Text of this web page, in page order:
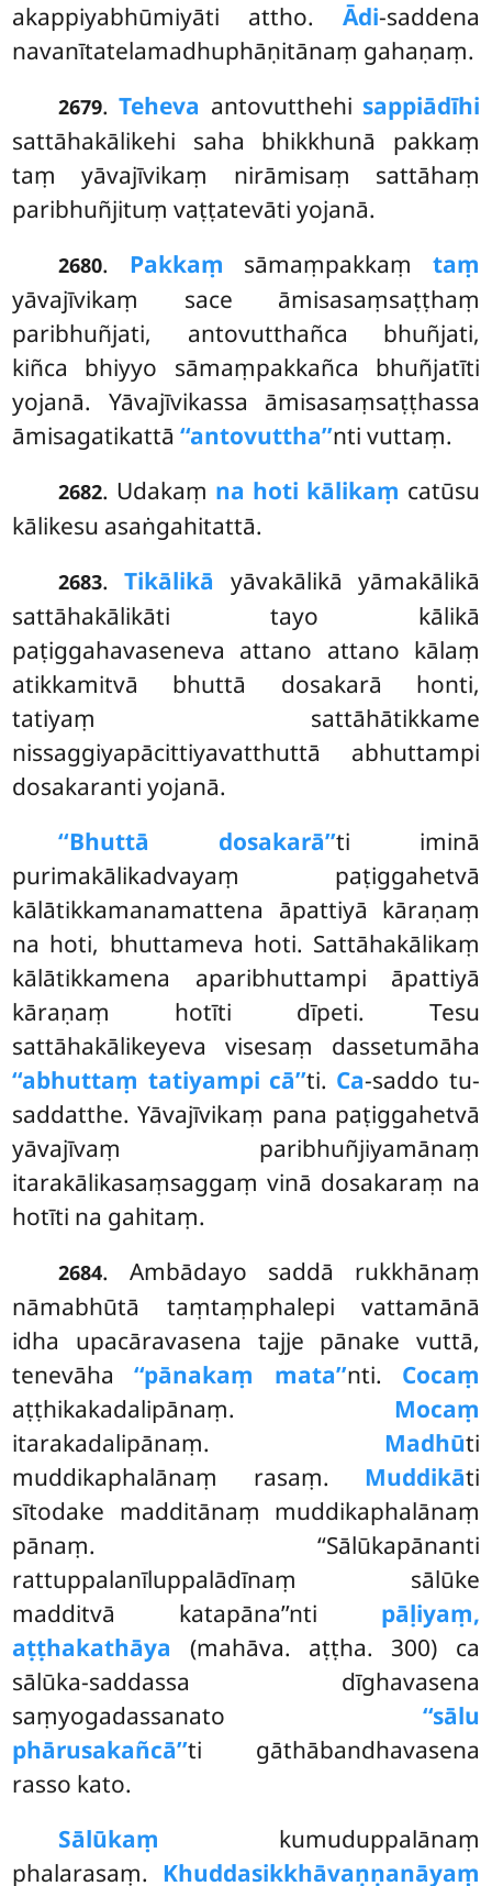
akappiyabhūmiyāti attho. Ādi-saddena
navanītatelamadhuphāṇitānaṃ gahaṇaṃ.
2679.Teheva antovutthehi sappiādīhi
sattāhakālikehi saha bhikkhunā pakkaṃ
taṃ yāvajīvikaṃ nirāmisaṃ sattāhaṃ
paribhuñjituṃ vaṭṭatevāti yojanā.
2680. Pakkaṃ sāmaṃpakkaṃ taṃ
yāvajīvikaṃ sace āmisasaṃsaṭṭhaṃ
paribhuñjati, antovutthañca bhuñjati,
kiñca bhiyyo sāmaṃpakkañca bhuñjatīti
yojanā. Yāvajīvikassa āmisasaṃsaṭṭhassa
āmisagatikattā‘‘antovuttha’’nti vuttaṃ.
2682. Udakaṃ na hoti kālikaṃ catūsu
kālikesu asaṅgahitattā.
2683.Tikālikā yāvakālikā yāmakālikā
sattāhakālikāti tayo kālikā
paṭiggahavaseneva attano attano kālaṃ
atikkamitvā bhuttā dosakarā honti,
tatiyaṃ sattāhātikkame
nissaggiyapācittiyavatthuttā abhuttampi
dosakaranti yojanā.
‘‘Bhuttā dosakarā’’ti iminā
purimakālikadvayaṃ paṭiggahetvā
kālātikkamanamattena āpattiyā kāraṇaṃ
na hoti, bhuttameva hoti. Sattāhakālikaṃ
kālātikkamena aparibhuttampi āpattiyā
kāraṇaṃ hotīti dīpeti. Tesu
sattāhakālikeyeva visesaṃ dassetumāha
‘‘abhuttaṃ tatiyampi cā’’ti. Ca-saddo tu-
saddatthe. Yāvajīvikaṃ pana paṭiggahetvā
yāvajīvaṃ paribhuñjiyamānaṃ
itarakālikasaṃsaggaṃ vinā dosakaraṃ na
hotīti na gahitaṃ.
2684. Ambādayo saddā rukkhānaṃ
nāmabhūtā taṃtaṃphalepi vattamānā
idha upacāravasena tajje pānake vuttā,
tenevāha‘‘pānakaṃ mata’’nti. Cocaṃ
aṭṭhikakadalipānaṃ. Mocaṃ
itarakadalipānaṃ. Madhūti
muddikaphalānaṃ rasaṃ. Muddikāti
sītodake madditānaṃ muddikaphalānaṃ
pānaṃ. ‘‘Sālūkapānanti
rattuppalanīluppalādīnaṃ sālūke
madditvā katapāna’’nti pāḷiyaṃ,
aṭṭhakathāya (mahāva. aṭṭha. 300) ca
sālūka-saddassa dīghavasena
saṃyogadassanato ‘‘sālu
phārusakañcā’’ti gāthābandhavasena
rasso kato.
Sālūkaṃ kumuduppalānaṃ
phalarasaṃ. Khuddasikkhāvaṇṇanāyaṃ